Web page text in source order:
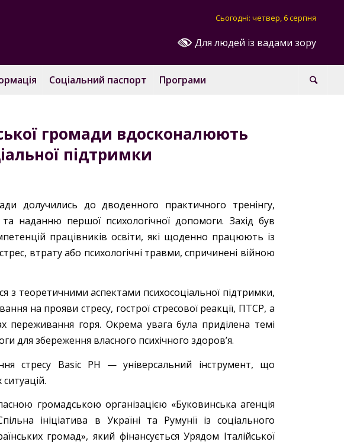
Для людей із вадами зору
Сьогодні: четвер, 6 серпня
Соціальний паспорт Програми
громади вдосконалюють
підтримки
долучились до дводенного практичного тренінгу,
наданню першої психологічної допомоги. Захід був
працівників освіти, які щоденно працюють із
втрату або психологічні травми, спричинені війною
з теоретичними аспектами психосоціальної підтримки,
на прояви стресу, гострої стресової реакції, ПТСР, а
переживання горя. Окрема увага була приділена темі
для збереження власного психічного здоров’я.
стресу Basic PH — універсальний інструмент, що
громадською організацією «Буковинська агенція
ініціатива в Україні та Румунії із соціального
громад», який фінансується Урядом Італійської